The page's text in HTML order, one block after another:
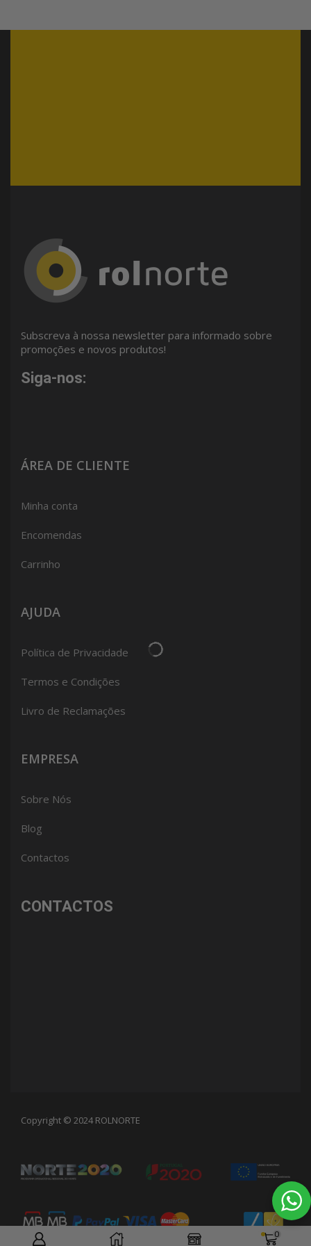
Subscreva à nossa newsletter para informado sobre
promoções e novos produtos!
Siga-nos:
ÁREA DE CLIENTE
Minha conta
Encomendas
Carrinho
AJUDA
Política de Privacidade
Termos e Condições
Livro de Reclamações
EMPRESA
Sobre Nós
Blog
Contactos
CONTACTOS
Copyright © 2024 ROLNORTE
0